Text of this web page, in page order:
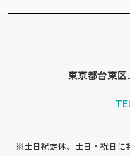
東京都台東
※土日祝定休、土日・祝日に